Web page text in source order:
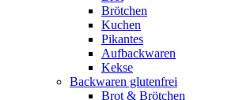
Brötchen
Kuchen
Pikantes
Aufbackwaren
Kekse
Backwaren glutenfrei
Brot & Brötchen